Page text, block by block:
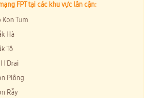
FPT tại các khu vực lân cận:
Kon Tum
Hà
Tô
Plông
Rẫy